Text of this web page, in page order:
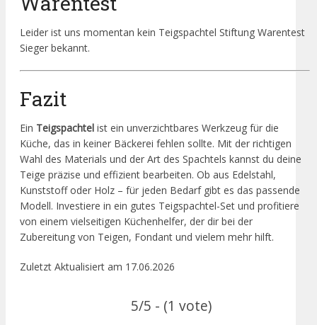
Leider ist uns momentan kein Teigspachtel Stiftung Warentest
Sieger bekannt.
Fazit
Ein Teigspachtel ist ein unverzichtbares Werkzeug für die
Küche, das in keiner Bäckerei fehlen sollte. Mit der richtigen
Wahl des Materials und der Art des Spachtels kannst du deine
Teige präzise und effizient bearbeiten. Ob aus Edelstahl,
Kunststoff oder Holz – für jeden Bedarf gibt es das passende
Modell. Investiere in ein gutes Teigspachtel-Set und profitiere
von einem vielseitigen Küchenhelfer, der dir bei der
Zubereitung von Teigen, Fondant und vielem mehr hilft.
Zuletzt Aktualisiert am 17.06.2026
5/5 - (1 vote)